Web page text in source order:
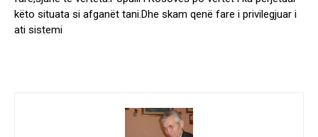
këto situata si afganët tani.Dhe skam qenë fare i privilegjuar i
ati sistemi